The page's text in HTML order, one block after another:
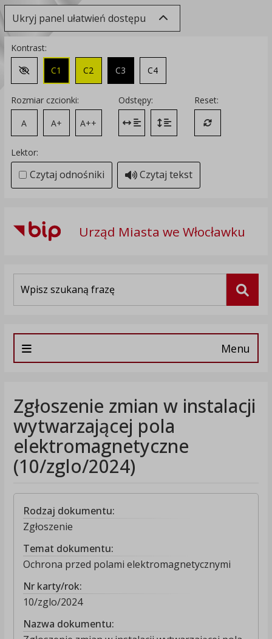
Ukryj panel ułatwień dostępu
Kontrast:
Zmień kontrast na domyślny
C1 C2 C3 C4
Rozmiar czcionki:
A
A+ A++
Odstępy:
Zmień odstęp między literami
Zmień interlinię i margines
Reset:
Przywróć
Lektor:
Czytaj odnośniki Czytaj tekst
Urząd Miasta we Włocławku
Menu
Zgłoszenie zmian w instalacji
wytwarzającej pola
elektromagnetyczne
(10/zglo/2024)
Rodzaj dokumentu:
Zgłoszenie
Temat dokumentu:
Ochrona przed polami elektromagnetycznymi
Nr karty/rok:
10/zglo/2024
Nazwa dokumentu: